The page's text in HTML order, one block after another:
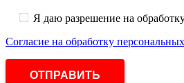
Я даю разрешение на
Согласие на обработку